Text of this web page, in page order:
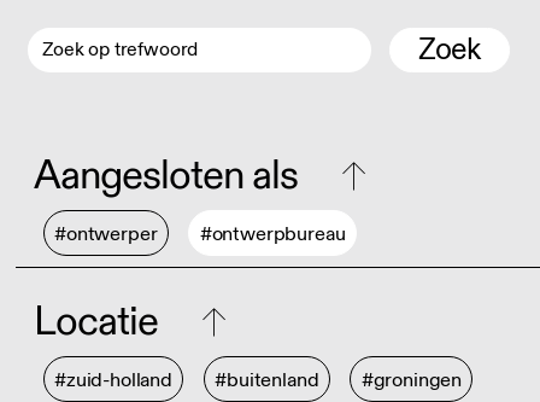
Zoek
Aangesloten als
#ontwerper #ontwerpbureau
Locatie
#zuid-holland #buitenland #groningen